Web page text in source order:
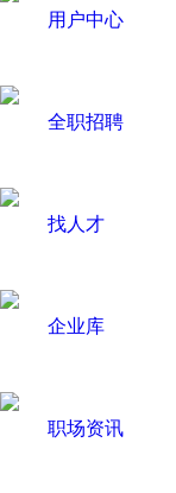
用户中心
全职招聘
找人才
企业库
职场资讯